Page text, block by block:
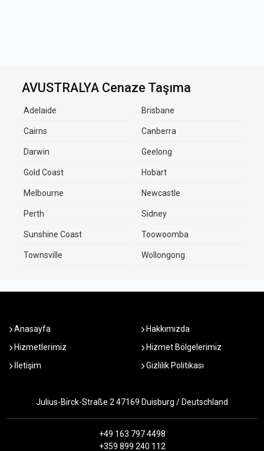
AVUSTRALYA Cenaze Taşıma
Adelaide Brisbane
Cairns Canberra
Darwin Geelong
Gold Coast Hobart
Melbourne Newcastle
Perth Sidney
Sunshine Coast Toowoomba
Townsville Wollongong
Anasayfa
Hakkımızda
Hizmetlerimiz
Hizmet Bölgelerimiz
İletişim
Gizlilik Politikası
Julius-Birck-Straße 2 47169 Duisburg / Deutschland
+49 163 797 4498
+359 899 240 112